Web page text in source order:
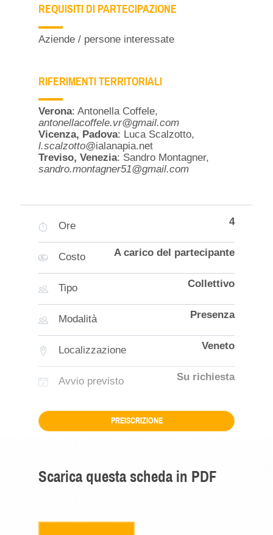
REQUISITI DI PARTECIPAZIONE
Aziende / persone interessate
RIFERIMENTI TERRITORIALI
Verona: Antonella Coffele,
antonellacoffele.vr@gmail.com
Vicenza, Padova: Luca Scalzotto,
l.scalzotto@ialanapia.net
Treviso, Venezia: Sandro Montagner,
sandro.montagner51@gmail.com
4
Ore
A carico del partecipante
Costo
Collettivo
Tipo
Presenza
Modalità
Veneto
Localizzazione
Su richiesta
Avvio previsto
PREISCRIZIONE
Scarica questa scheda in PDF